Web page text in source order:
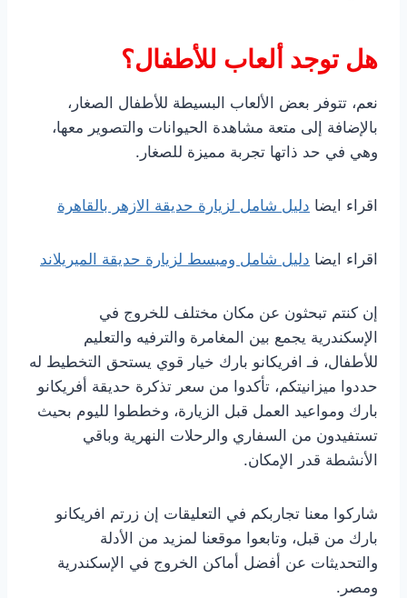
هل توجد ألعاب للأطفال؟
نعم، تتوفر بعض الألعاب البسيطة للأطفال الصغار،
بالإضافة إلى متعة مشاهدة الحيوانات والتصوير معها،
وهي في حد ذاتها تجربة مميزة للصغار.
اقراء ايضا دليل شامل لزيارة حديقة الازهر بالقاهرة
اقراء ايضا دليل شامل ومبسط لزيارة حديقة الميريلاند
إن كنتم تبحثون عن مكان مختلف للخروج في
الإسكندرية يجمع بين المغامرة والترفيه والتعليم
للأطفال، فـ افريكانو بارك خيار قوي يستحق التخطيط له
حددوا ميزانيتكم، تأكدوا من سعر تذكرة حديقة أفريكانو
بارك ومواعيد العمل قبل الزيارة، وخططوا لليوم بحيث
تستفيدون من السفاري والرحلات النهرية وباقي
الأنشطة قدر الإمكان.
شاركوا معنا تجاربكم في التعليقات إن زرتم افريكانو
بارك من قبل، وتابعوا موقعنا لمزيد من الأدلة
والتحديثات عن أفضل أماكن الخروج في الإسكندرية
ومصر.